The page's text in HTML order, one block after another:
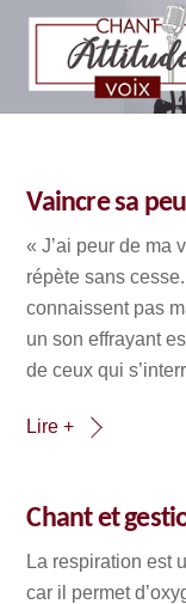
Skip
Vaincre sa
« J’ai peur de ma
répète sans
connaissent pas
un son effrayant
de ceux qui
Lire +
Chant et
La respiration est
car il permet